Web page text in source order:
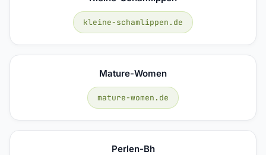
kleine-schamlippen.de
Mature-Women
mature-women.de
Perlen-Bh